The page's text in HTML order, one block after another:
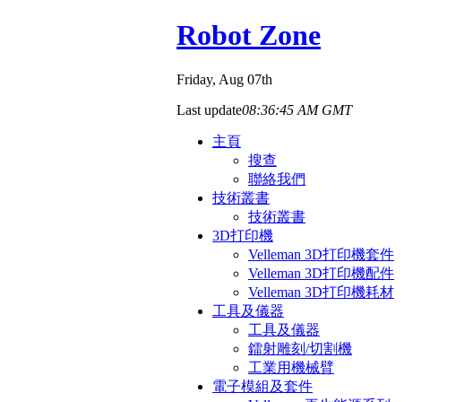
Robot Zone
Friday, Aug 07th
Last update08:36:45 AM GMT
主頁
搜查
聯絡我們
技術叢書
技術叢書
3D打印機
Velleman 3D打印機套件
Velleman 3D打印機配件
Velleman 3D打印機耗材
工具及儀器
工具及儀器
鐳射雕刻/切割機
工業用機械臂
電子模組及套件